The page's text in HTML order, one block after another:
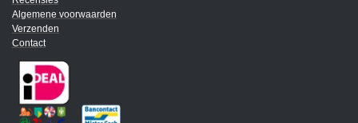
Algemene voorwaarden
Verzenden
Contact